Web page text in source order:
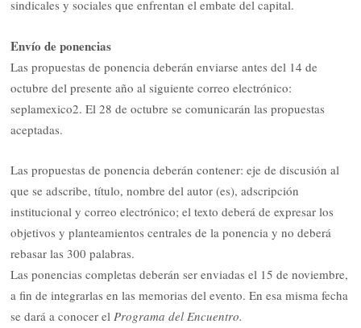
sindicales y sociales que enfrentan el embate del capital.
Envío de ponencias
Las propuestas de ponencia deberán enviarse antes del 14 de
octubre del presente año al siguiente correo electrónico:
seplamexico2. El 28 de octubre se comunicarán las propuestas
aceptadas.
Las propuestas de ponencia deberán contener: eje de discusión al
que se adscribe, título, nombre del autor (es), adscripción
institucional y correo electrónico; el texto deberá de expresar los
objetivos y planteamientos centrales de la ponencia y no deberá
rebasar las 300 palabras.
Las ponencias completas deberán ser enviadas el 15 de noviembre,
a fin de integrarlas en las memorias del evento. En esa misma fecha
se dará a conocer elPrograma del Encuentro.